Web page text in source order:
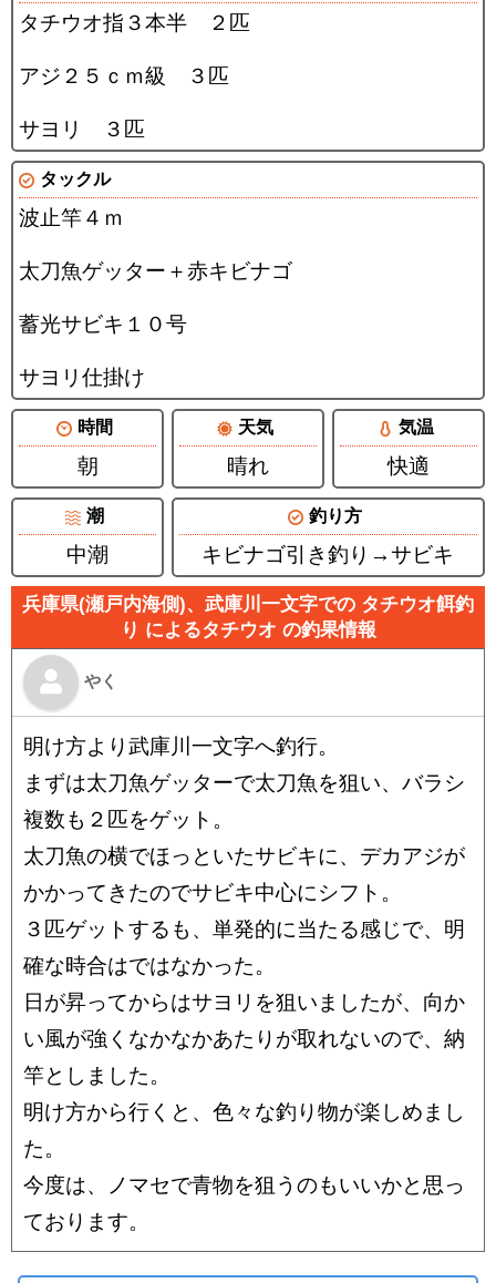
タチウオ指３本半 ２匹
アジ２５ｃｍ級 ３匹
サヨリ ３匹
タックル
波止竿４ｍ
太刀魚ゲッター＋赤キビナゴ
蓄光サビキ１０号
サヨリ仕掛け
時間
朝
天気
晴れ
気温
快適
潮
中潮
釣り方
キビナゴ引き釣り→サビキ
兵庫県(瀬戸内海側)、武庫川一文字での タチウオ餌釣
り によるタチウオ の釣果情報
やく
明け方より武庫川一文字へ釣行。
まずは太刀魚ゲッターで太刀魚を狙い、バラシ
複数も２匹をゲット。
太刀魚の横でほっといたサビキに、デカアジが
かかってきたのでサビキ中心にシフト。
３匹ゲットするも、単発的に当たる感じで、明
確な時合はではなかった。
日が昇ってからはサヨリを狙いましたが、向か
い風が強くなかなかあたりが取れないので、納
竿としました。
明け方から行くと、色々な釣り物が楽しめまし
た。
今度は、ノマセで青物を狙うのもいいかと思っ
ております。